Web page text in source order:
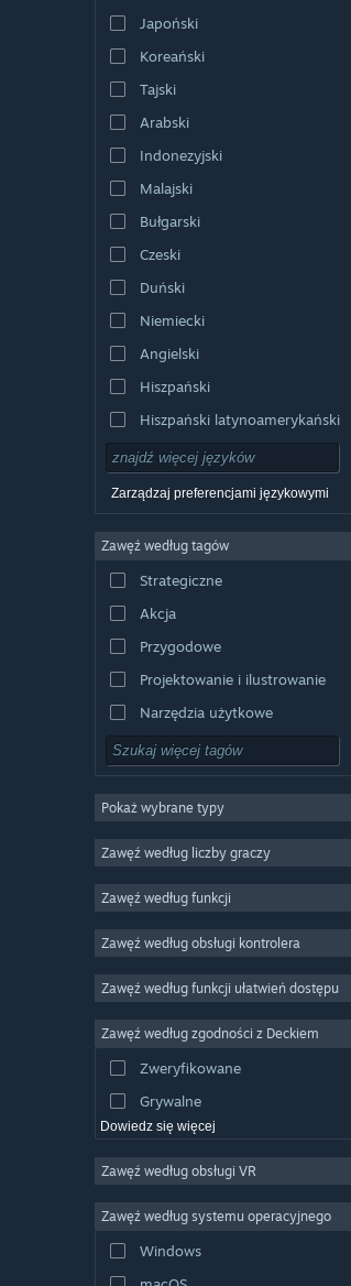
Japoński
Koreański
Tajski
Arabski
Indonezyjski
Malajski
Bułgarski
Czeski
Duński
Niemiecki
Angielski
Hiszpański
Hiszpański latynoamerykański
Zarządzaj preferencjami językowymi
Zawęź według tagów
Strategiczne
Akcja
Przygodowe
Projektowanie i ilustrowanie
Narzędzia użytkowe
Free to Play
MMO
Niezależne
Rekreacyjne
Symulatory
Obróbka filmów
Obróbka zdjęć
Pokaż wybrane typy
Zawęź według liczby graczy
Zawęź według funkcji
Zawęź według obsługi kontrolera
Zawęź według funkcji ułatwień dostępu
Zawęź według zgodności z Deckiem
Zweryfikowane
Grywalne
Dowiedz się więcej
Zawęź według obsługi VR
Zawęź według systemu operacyjnego
Windows